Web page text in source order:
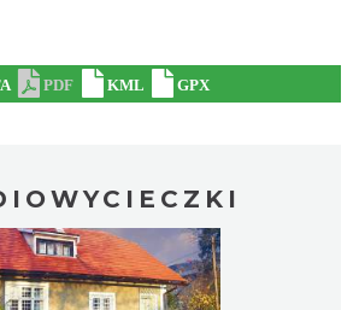
- koncert